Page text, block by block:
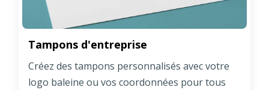
Tampons d'entreprise
Créez des tampons personnalisés avec votre
logo baleine ou vos coordonnées pour tous